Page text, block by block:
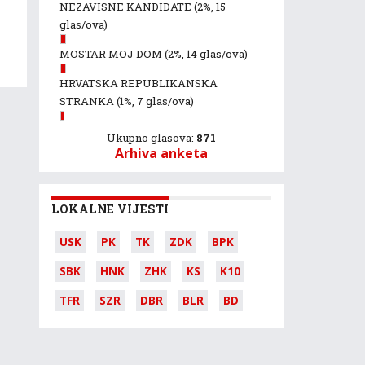
NEZAVISNE KANDIDATE (2%, 15
glas/ova)
MOSTAR MOJ DOM (2%, 14 glas/ova)
HRVATSKA REPUBLIKANSKA
STRANKA(1%, 7 glas/ova)
Ukupno glasova: 871
Arhiva anketa
LOKALNE VIJESTI
USK PK TK ZDK
BPK
SBK
HNK ZHK KS
K10
TFR
SZR DBR BLR BD